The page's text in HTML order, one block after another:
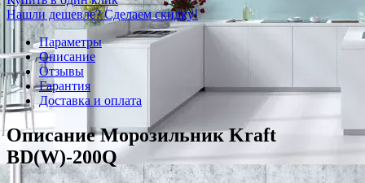
Нашли дешевле? Сделаем скидку!
Параметры
Описание
Отзывы
Гарантия
Доставка и оплата
Описание Морозильник Kraft
BD(W)-200Q